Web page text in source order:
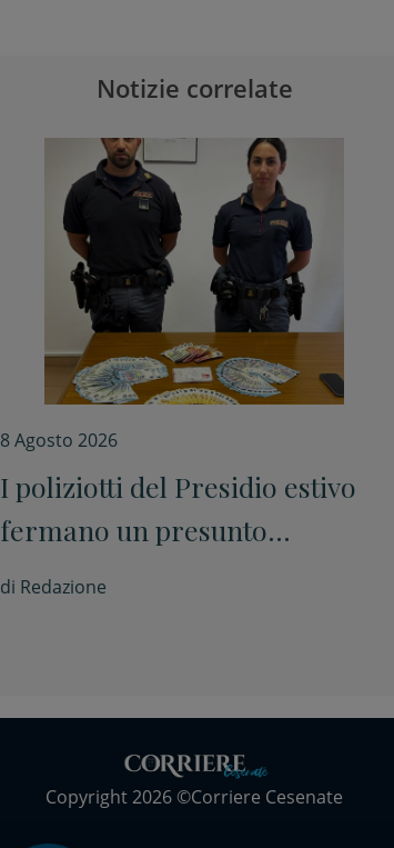
Notizie correlate
8 Agosto 2026
I poliziotti del Presidio estivo
fermano un presunto
spacciatore
di Redazione
Copyright 2026 ©Corriere Cesenate